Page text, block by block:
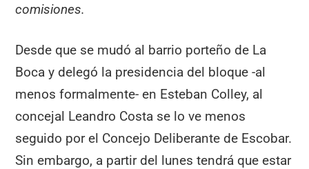
comisiones.
Desde que se mudó al barrio porteño de La
Boca y delegó la presidencia del bloque -al
menos formalmente- en Esteban Colley, al
concejal Leandro Costa se lo ve menos
seguido por el Concejo Deliberante de Escobar.
Sin embargo, a partir del lunes tendrá que estar